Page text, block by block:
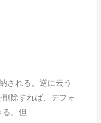
される。逆に云う
除すれば、デフォ
。但